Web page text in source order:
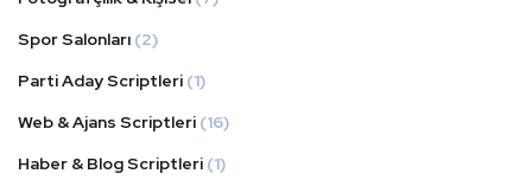
Spor Salonları (2)
Parti Aday Scriptleri (1)
Web & Ajans Scriptleri (16)
Haber & Blog Scriptleri (1)